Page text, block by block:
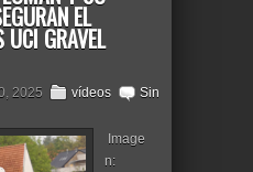
EL
UCI GRAVEL
2025 vídeos
Sin
Image
n: